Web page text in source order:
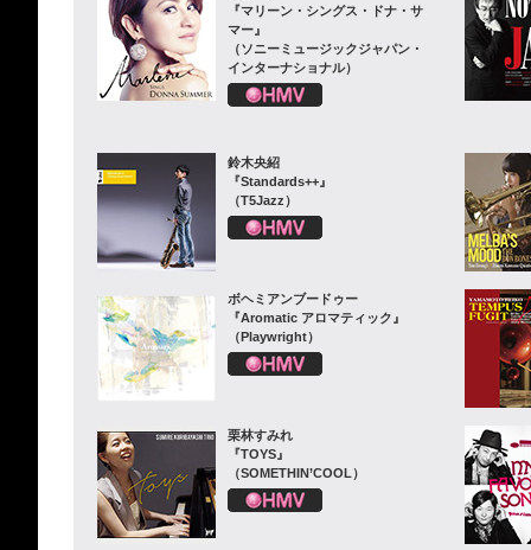
『マリーン・シングス・ドナ・サ
マー』
（ソニーミュージックジャパン・
インターナショナル）
鈴木央紹
『Standards++』
（T5Jazz）
ボヘミアンブードゥー
『Aromatic アロマティック』
（Playwright）
栗林すみれ
『TOYS』
（SOMETHIN’COOL）